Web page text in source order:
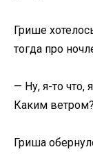
Грише
тогда про
— Ну, я-то что,
Каким ветром?
Гриша